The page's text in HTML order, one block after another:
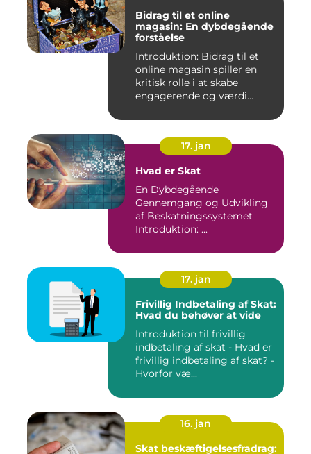
Bidrag til et online
magasin: En dybdegående
forståelse
Introduktion: Bidrag til et
online magasin spiller en
kritisk rolle i at skabe
engagerende og værdi...
17. jan
Hvad er Skat
En Dybdegående
Gennemgang og Udvikling
af Beskatningssystemet
Introduktion: ...
17. jan
Frivillig Indbetaling af Skat:
Hvad du behøver at vide
Introduktion til frivillig
indbetaling af skat - Hvad er
frivillig indbetaling af skat? -
Hvorfor væ...
16. jan
Skat beskæftigelsesfradrag: